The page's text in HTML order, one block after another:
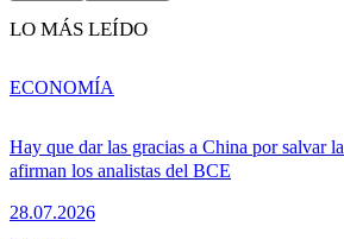
LO MÁS LEÍDO
Hay que dar las gracias a China por salvar
afirman los analistas del BCE
28.07.2026
ECONOMÍA